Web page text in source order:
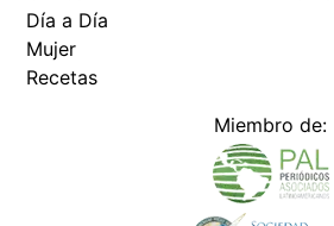
Día a Día
Mujer
Recetas
Miembro de: